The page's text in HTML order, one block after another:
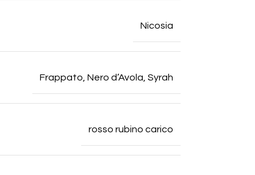
Nicosia
Frappato Nero d’Avola Syrah
rosso rubino carico